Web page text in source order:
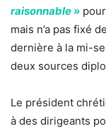
raisonnable »
mais n’a pas fixé
dernière à la mi-
deux sources
Le président
à des dirigeants